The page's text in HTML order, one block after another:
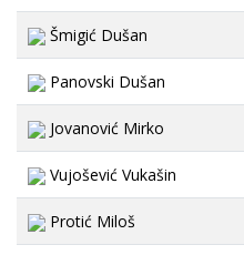
Šmigić Dušan
Panovski Dušan
Jovanović Mirko
Vujošević Vukašin
Protić Miloš